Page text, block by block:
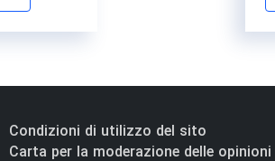
Condizioni di utilizzo del sito
Carta per la moderazione delle opinioni